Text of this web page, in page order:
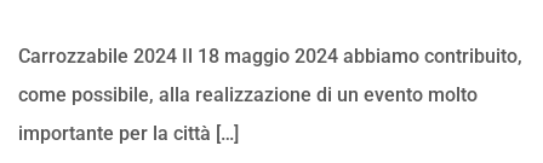
Carrozzabile 2024 Il 18 maggio 2024 abbiamo contribuito,
come possibile, alla realizzazione di un evento molto
importante per la città […]